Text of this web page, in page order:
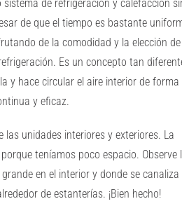
de refrigeración y calefacción
de que el tiempo es bastante
de la comodidad y la elección de
Es un concepto tan
y hace circular el aire interior de forma
y eficaz.
unidades interiores y exteriores. La
teníamos poco espacio. Observe
en el interior y donde se canaliza
de estanterías. ¡Bien hecho!